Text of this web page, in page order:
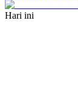
Hari ini